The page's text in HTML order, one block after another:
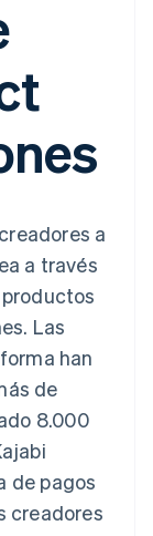
a
a través
Las
han
de
8.000
de pagos
creadores